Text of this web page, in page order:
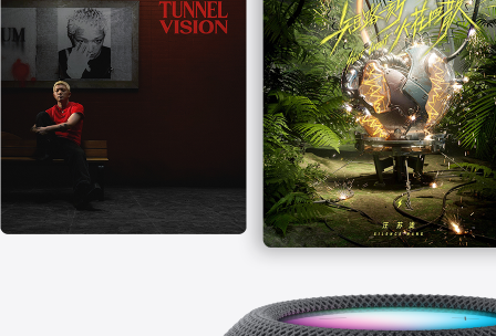
中
打
开)